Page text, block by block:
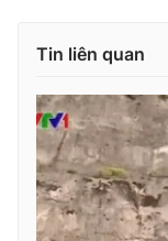
VTV4
VTV9
Liên hệ tòa
Tin liên quan